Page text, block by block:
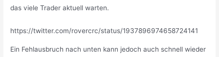
das viele Trader aktuell warten.
https://twitter.com/rovercrc/status/1937896974658724141
Ein Fehlausbruch nach unten kann jedoch auch schnell wieder